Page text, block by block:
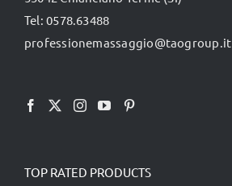
del
Tel: 0578.63488
professionemassaggio@taogroup.it
TOP RATED PRODUCTS